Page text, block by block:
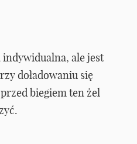
indywidualna, ale jest
doładowaniu się
biegiem ten żel